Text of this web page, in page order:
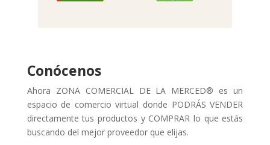
Conócenos
Ahora ZONA COMERCIAL DE LA MERCED® es un
espacio de comercio virtual donde PODRÁS VENDER
directamente tus productos y COMPRAR lo que estás
buscando del mejor proveedor que elijas.